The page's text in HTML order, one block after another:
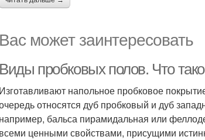
Вас может заинтересовать
Виды пробковых полов. Что
Изготавливают напольное пробковое
относятся дуб пробковый и дуб
например, бальса пирамидальная или
всеми ценными свойствами, присущими